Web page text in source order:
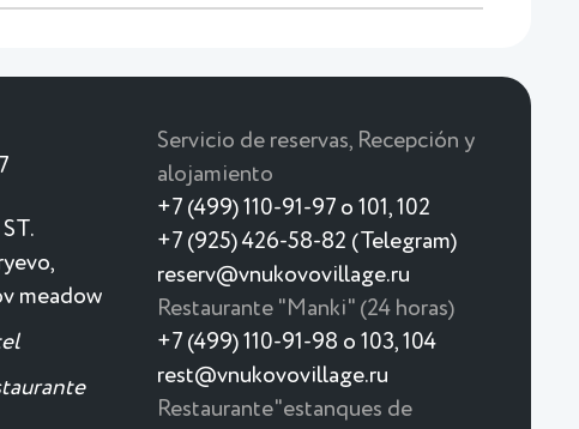
meadow
Servicio de reservas, Recepción y
alojamiento
+7 (499) 110-91-97 o 101, 102
+7 (925) 426-58-82 (Telegram)
reserv@vnukovovillage.ru
Restaurante "Manki" (24 horas)
+7 (499) 110-91-98 o 103, 104
rest@vnukovovillage.ru
Restaurante"estanques de